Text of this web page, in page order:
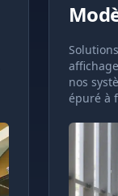
nos
épuré à